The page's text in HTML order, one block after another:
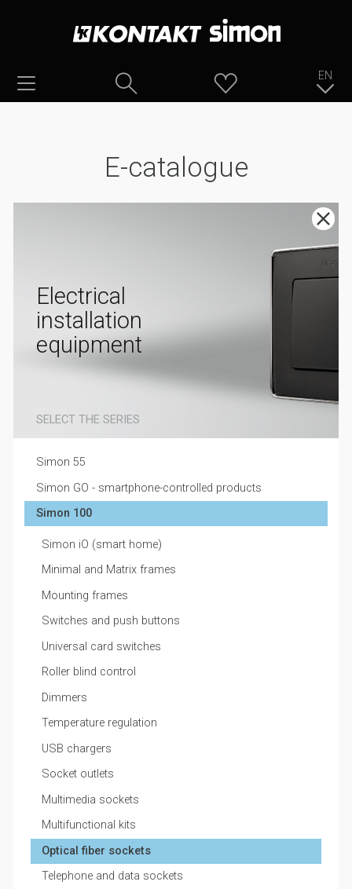
EN
E-catalogue
Electrical
installation
equipment
SELECT THE SERIES
Simon 55
Simon GO - smartphone-controlled products
Simon 100
Simon iO (smart home)
Minimal and Matrix frames
Mounting frames
Switches and push buttons
Universal card switches
Roller blind control
Dimmers
Temperature regulation
USB chargers
Socket outlets
Multimedia sockets
Multifunctional kits
Optical fiber sockets
Telephone and data sockets